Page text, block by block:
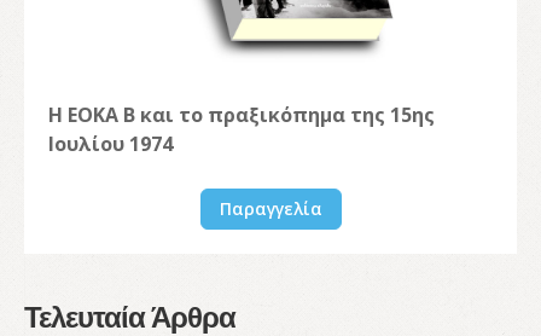
Η ΕΟΚΑ Β και το πραξικόπημα της 15ης
Ιουλίου 1974
Παραγγελία
Τελευταία Άρθρα